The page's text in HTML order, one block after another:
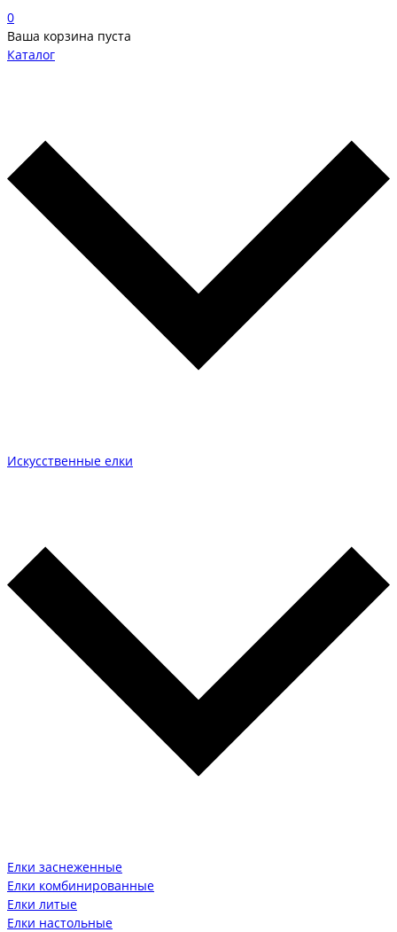
0
Ваша корзина пуста
Каталог
Искусственные елки
Елки заснеженные
Елки комбинированные
Елки литые
Елки настольные